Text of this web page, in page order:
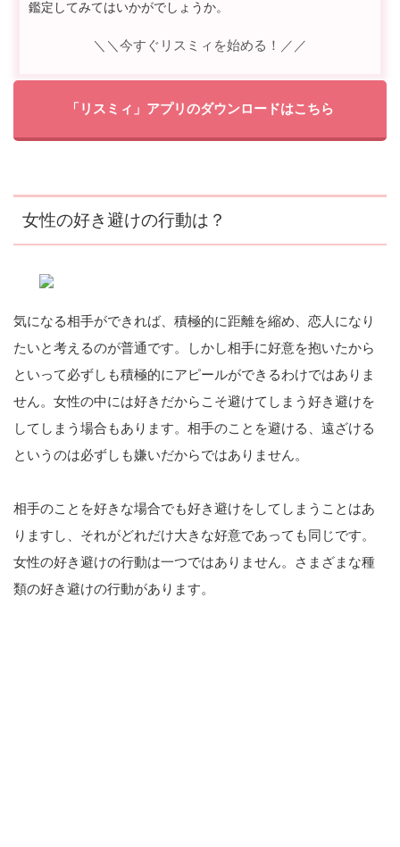
鑑定してみてはいかがでしょうか。
＼＼今すぐリスミィを始める！／／
「リスミィ」アプリのダウンロードはこちら
女性の好き避けの行動は？
気になる相手ができれば、積極的に距離を縮め、恋人になり
たいと考えるのが普通です。しかし相手に好意を抱いたから
といって必ずしも積極的にアピールができるわけではありま
せん。女性の中には好きだからこそ避けてしまう好き避けを
してしまう場合もあります。相手のことを避ける、遠ざける
というのは必ずしも嫌いだからではありません。
相手のことを好きな場合でも好き避けをしてしまうことはあ
りますし、それがどれだけ大きな好意であっても同じです。
女性の好き避けの行動は一つではありません。さまざまな種
類の好き避けの行動があります。